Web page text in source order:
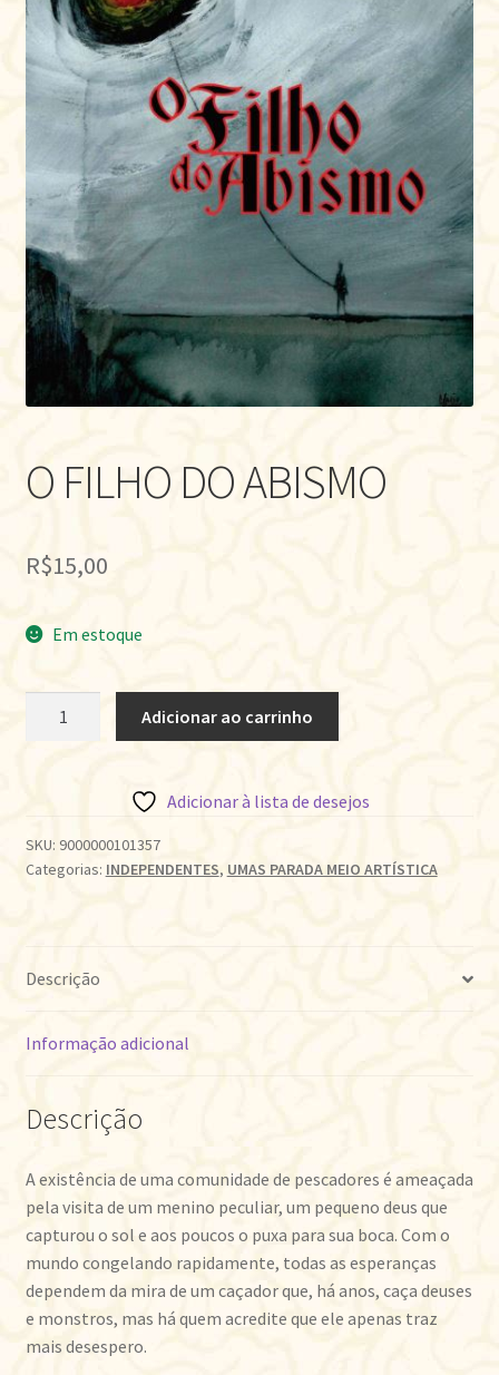
O FILHO DO ABISMO
R$15,00
Em estoque
Adicionar ao carrinho
Adicionar à lista de desejos
SKU: 9000000101357
Categorias: INDEPENDENTES, UMAS PARADA MEIO ARTÍSTICA
Descrição
Informação adicional
Descrição
A existência de uma comunidade de pescadores é ameaçada
pela visita de um menino peculiar, um pequeno deus que
capturou o sol e aos poucos o puxa para sua boca. Com o
mundo congelando rapidamente, todas as esperanças
dependem da mira de um caçador que, há anos, caça deuses
e monstros, mas há quem acredite que ele apenas traz
mais desespero.